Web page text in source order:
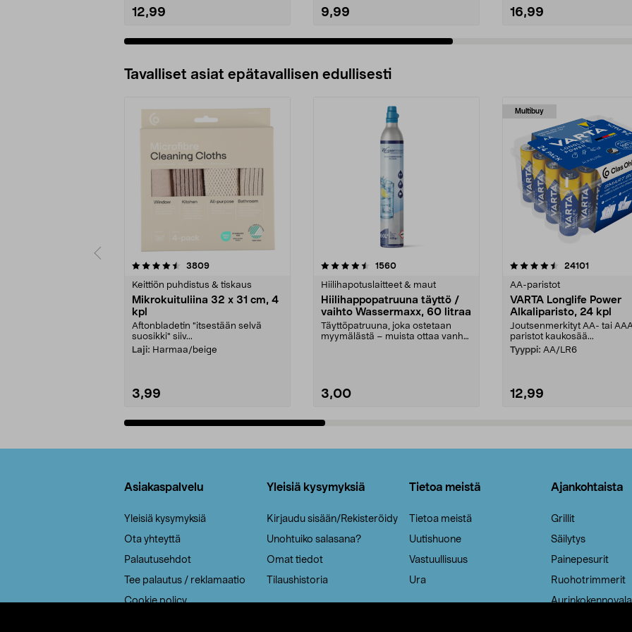
12,99 9,99 16,99
Tavalliset asiat epätavallisen edullisesti
3809arvostelut
Keittiön puhdistus & tiskaus
Mikrokuituliina 32 x 31 cm, 4
kpl
Aftonbladetin "itsestään selvä
suosikki" siiv...
Laji: Harmaa/beige
3,99
4.5viidestä
1560arvostelut
Hiilihapotuslaitteet & maut
Hiilihappopatruuna täyttö /
vaihto Wassermaxx, 60 litraa
Täyttöpatruuna, joka ostetaan
myymälästä – muista ottaa vanha
3,00
Multibuy
4.5viidestä
24101
AA-paristot
VARTA Longlife Power
Alkaliparisto, 24 kpl
Joutsenmerkityt AA- tai
paristot kaukosää...
Tyyppi: AA/LR6
12,99
4.5viidestä
Asiakaspalvelu
Yleisiä kysymyksiä
Ota yhteyttä
Palautusehdot
Tee palautus / reklamaatio
Cookie policy
Yleisiä kysymyksiä
Kirjaudu sisään/Rekisteröidy
Unohtuiko salasana?
Omat tiedot
Tilaushistoria
Tietoa meistä
Tietoa meistä
Uutishuone
Vastuullisuus
Ura
Ajankohtaista
Grillit
Säilytys
Painepesurit
Ruohotrimmerit